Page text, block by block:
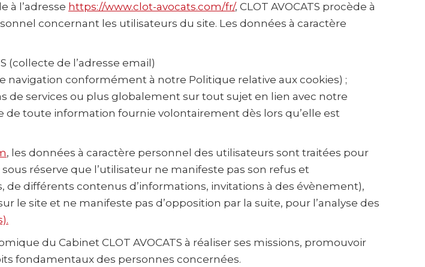
à l’adresse https://www.clot-avocats.com/fr/, CLOT AVOCATS procède à
concernant les utilisateurs du site. Les données à caractère
(collecte de l’adresse email)
conformément à notre Politique relative aux cookies) ;
de services ou plus globalement sur tout sujet en lien avec notre
toute information fournie volontairement dès lors qu’elle est
, les données à caractère personnel des utilisateurs sont traitées pour
réserve que l’utilisateur ne manifeste pas son refus et
différents contenus d’informations, invitations à des évènement),
le site et ne manifeste pas d’opposition par la suite, pour l’analyse des
du Cabinet CLOT AVOCATS à réaliser ses missions, promouvoir
fondamentaux des personnes concernées.